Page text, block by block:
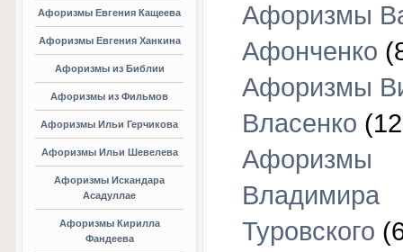
Афоризмы Евгения Кащеева
Афоризмы Евгения Ханкина
Афоризмы из Библии
Афоризмы из Фильмов
Афоризмы Ильи Герчикова
Афоризмы Ильи Шевелева
Афоризмы Искандара
Асадуллае
Афоризмы Кирилла
Фандеева
Афоризмы
Афонченко
Афоризмы
Власенко
Афоризмы
Владимира
Туровского